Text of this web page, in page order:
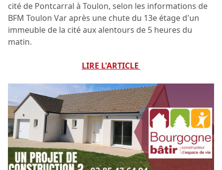
cité de Pontcarral à Toulon, selon les informations de
BFM Toulon Var après une chute du 13e étage d'un
immeuble de la cité aux alentours de 5 heures du
matin.
LIRE L'ARTICLE